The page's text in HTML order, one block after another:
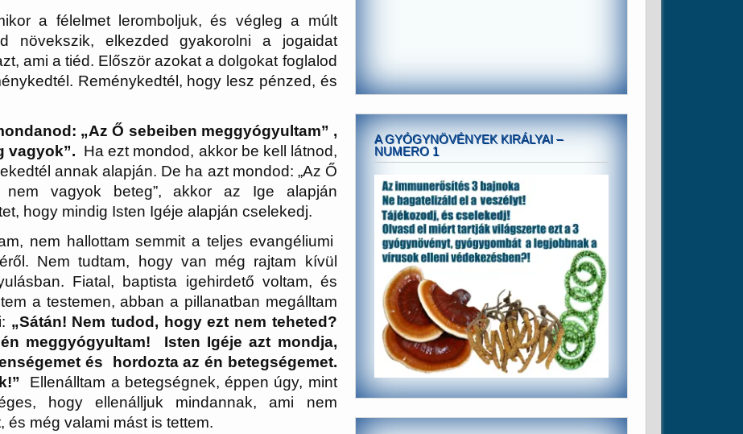
a félelmet leromboljuk, és végleg a múlt
elkezded gyakorolni a jogaidat
ami a tiéd. Először azokat a dolgokat foglalod
Reménykedtél, hogy lesz pénzed, és
„Az Ő sebeiben meggyógyultam” ,
vagyok”. Ha ezt mondod, akkor be kell látnod,
annak alapján. De ha azt mondod: „Az Ő
nem vagyok beteg”, akkor az Ige alapján
hogy mindig Isten Igéje alapján cselekedj.
nem hallottam semmit a teljes evangéliumi
Nem tudtam, hogy van még rajtam kívül
Fiatal, baptista igehirdető voltam, és
a testemen, abban a pillanatban megálltam
„Sátán! Nem tudod, hogy ezt nem teheted?
meggyógyultam! Isten Igéje azt mondja,
és hordozta az én betegségemet.
Ellenálltam a betegségnek, éppen úgy, mint
hogy ellenálljuk mindannak, ami nem
és még valami mást is tettem.
A GYÓGYNÖVÉNYEK KIRÁLYAI –
NUMERO 1